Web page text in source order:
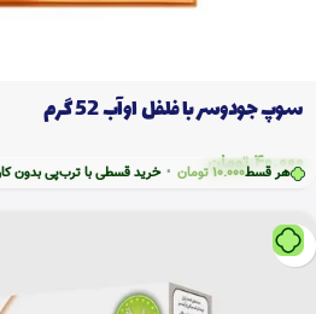
قسط10.000تومان • خرید قسطی با ترب‌پی بدون کارمزد
سوپ جودوسر با فلفل اوآب 52 گرم
40.000 تومان